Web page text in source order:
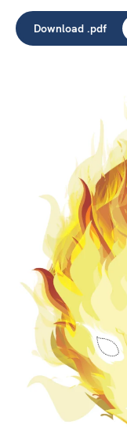
Download .pdf